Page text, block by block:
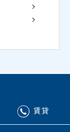
賃貸